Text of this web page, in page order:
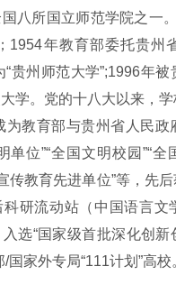
八所国立师范学院之一
1954年教育部委托贵州
“贵州师范大学”;1996年
学。党的十八大以来，
为教育部与贵州省人民政
单位”“全国文明校园”“
传教育先进单位”等，先
研流动站（中国语言文
选“国家级首批深化创
国家外专局“111计划”高校